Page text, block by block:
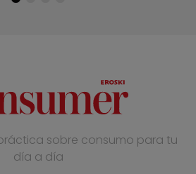
sobre consumo para tu
día a día